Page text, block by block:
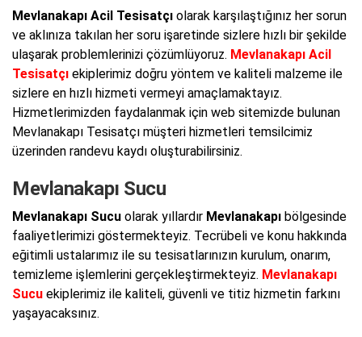
Mevlanakapı Acil Tesisatçı olarak karşılaştığınız her sorun
ve aklınıza takılan her soru işaretinde sizlere hızlı bir şekilde
ulaşarak problemlerinizi çözümlüyoruz. Mevlanakapı Acil
Tesisatçı ekiplerimiz doğru yöntem ve kaliteli malzeme ile
sizlere en hızlı hizmeti vermeyi amaçlamaktayız.
Hizmetlerimizden faydalanmak için web sitemizde bulunan
Mevlanakapı Tesisatçı müşteri hizmetleri temsilcimiz
üzerinden randevu kaydı oluşturabilirsiniz.
Mevlanakapı Sucu
Mevlanakapı Sucu olarak yıllardır Mevlanakapı bölgesinde
faaliyetlerimizi göstermekteyiz. Tecrübeli ve konu hakkında
eğitimli ustalarımız ile su tesisatlarınızın kurulum, onarım,
temizleme işlemlerini gerçekleştirmekteyiz. Mevlanakapı
Sucu ekiplerimiz ile kaliteli, güvenli ve titiz hizmetin farkını
yaşayacaksınız.